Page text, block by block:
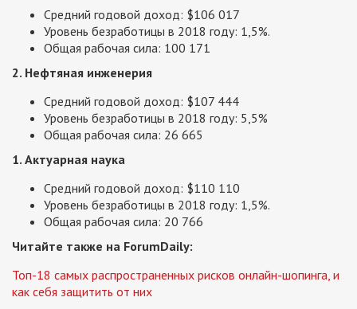
Средний годовой доход: $106 017
Уровень безработицы в 2018 году: 1,5%.
Общая рабочая сила: 100 171
2. Нефтяная инженерия
Средний годовой доход: $107 444
Уровень безработицы в 2018 году: 5,5%
Общая рабочая сила: 26 665
1. Актуарная наука
Средний годовой доход: $110 110
Уровень безработицы в 2018 году: 1,5%.
Общая рабочая сила: 20 766
Читайте также на ForumDaily:
Топ-18 самых распространенных рисков онлайн-шопинга, и
как себя защитить от них